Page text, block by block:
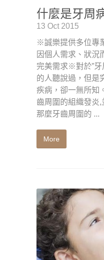
什麼是牙周
13 Oct 2015
※誠樂提供多位專
因個人需求、狀況
完美需求※對於”牙
的人聽說過，但是
疾病，卻一無所知
齒周圍的組織發炎,
那麼牙齒周圍的 ...
More